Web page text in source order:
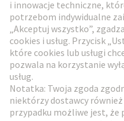
Przejdź do rejestracji
Social Media